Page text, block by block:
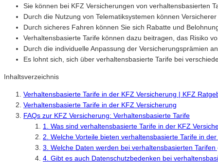
Sie können bei KFZ Versicherungen von verhaltensbasierten
Durch die Nutzung von Telematiksystemen können
Durch sicheres Fahren können Sie sich Rabatte und
Verhaltensbasierte Tarife können dazu beitragen, das Risiko
Durch die individuelle Anpassung der Versicherungsprämien
Es lohnt sich, sich über verhaltensbasierte Tarife bei
Inhaltsverzeichnis
Verhaltensbasierte Tarife in der KFZ Versicherung | KFZ
Verhaltensbasierte Tarife in der KFZ Versicherung
FAQs zur KFZ Versicherung: Verhaltensbasierte Tarife
1. Was sind verhaltensbasierte Tarife in der KFZ
2. Welche Vorteile bieten verhaltensbasierte Tarife in
3. Welche Daten werden bei verhaltensbasierten
4. Gibt es auch Datenschutzbedenken bei